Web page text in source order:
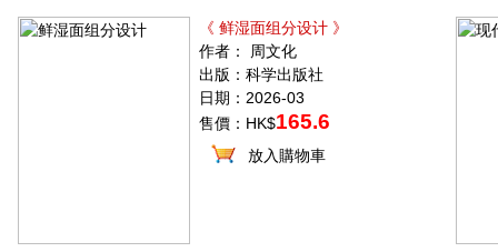
《 鲜湿面组分设计 》
作者： 周文化
出版：科学出版社
日期：2026-03
售價：HK$165.6
放入購物車